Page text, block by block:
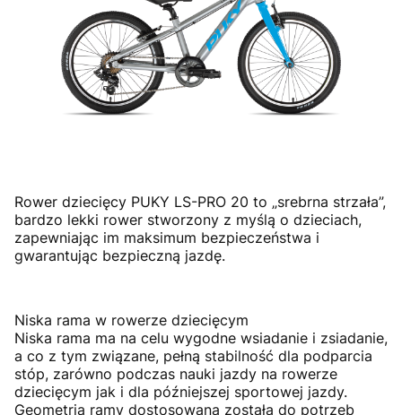
Rower dziecięcy PUKY LS-PRO 20 to „srebrna strzała”,
bardzo lekki rower stworzony z myślą o dzieciach,
zapewniając im maksimum bezpieczeństwa i
gwarantując bezpieczną jazdę.
Niska rama w rowerze dziecięcym
Niska rama ma na celu wygodne wsiadanie i zsiadanie,
a co z tym związane, pełną stabilność dla podparcia
stóp, zarówno podczas nauki jazdy na rowerze
dziecięcym jak i dla późniejszej sportowej jazdy.
Geometria ramy dostosowana została do potrzeb